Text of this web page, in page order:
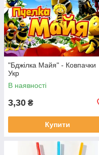
"Бджілка Майя" - Ковпачки
Укр
В наявності
3,30 ₴
Купити